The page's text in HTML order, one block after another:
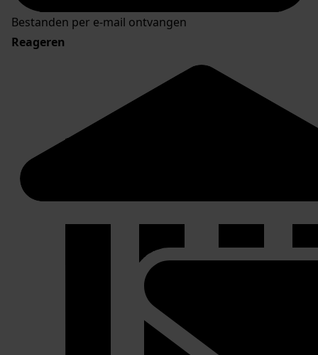
Bestanden per e-mail ontvangen
Reageren